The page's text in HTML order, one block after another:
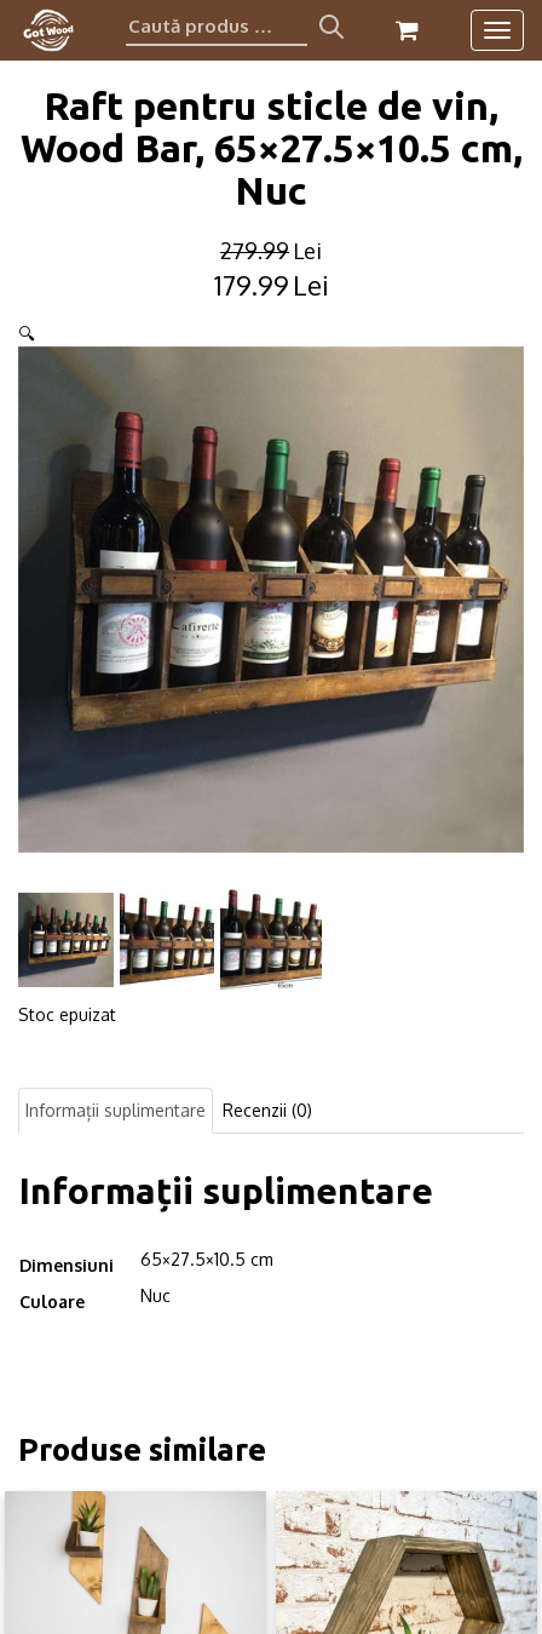
Caută
produs:
Raft pentru sticle de vin,
Wood Bar, 65×27.5×10.5 cm,
Nuc
279.99 Lei
Original
was:
179.99 Lei
Current
is:
🔍
Stoc epuizat
Informații suplimentare Recenzii (0)
Informații suplimentare
Dimensiuni 65×27.5×10.5 cm
Culoare Nuc
Produse similare